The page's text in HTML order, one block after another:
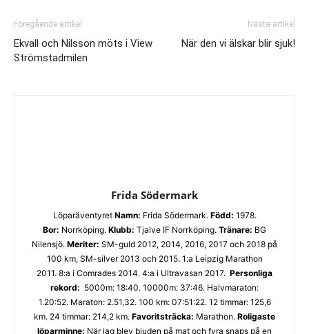
Föregående artikel
Ekvall och Nilsson möts i View
Strömstadmilen
Nästa artikel
När den vi älskar blir sjuk!
Frida Södermark
Löparäventyret Namn: Frida Södermark. Född: 1978.
Bor: Norrköping. Klubb: Tjalve IF Norrköping. Tränare: BG
Nilensjö. Meriter: SM-guld 2012, 2014, 2016, 2017 och 2018 på
100 km, SM-silver 2013 och 2015. 1:a Leipzig Marathon
2011. 8:a i Comrades 2014. 4:a i Ultravasan 2017. Personliga
rekord: 5000m: 18:40. 10000m: 37:46. Halvmaraton:
1.20:52. Maraton: 2.51,32. 100 km: 07:51:22. 12 timmar: 125,6
km. 24 timmar: 214,2 km. Favoritsträcka: Marathon. Roligaste
löparminne: När jag blev bjuden på mat och fyra snaps på en